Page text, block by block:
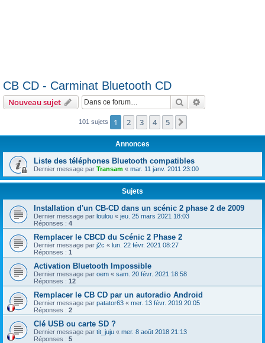
CB CD - Carminat Bluetooth CD
Nouveau sujet Rechercher
101 sujets 1 2 3 4 5
Annonces
Liste des téléphones Bluetooth compatibles
Dernier message par Transam « mar. 11 janv. 2011 23:00
Sujets
Installation d'un CB-CD dans un scénic 2 phase 2 de 2009
Dernier message par loulou « jeu. 25 mars 2021 18:03
Réponses : 4
Remplacer le CBCD du Scénic 2 Phase 2
Dernier message par j2c « lun. 22 févr. 2021 08:27
Réponses : 1
Activation Bluetooth Impossible
Dernier message par oem « sam. 20 févr. 2021 18:58
Réponses : 12
Remplacer le CB CD par un autoradio Android
Dernier message par patator63 « mer. 13 févr. 2019 20:05
Réponses : 2
Clé USB ou carte SD ?
Dernier message par tit_juju « mer. 8 août 2018 21:13
Réponses : 5